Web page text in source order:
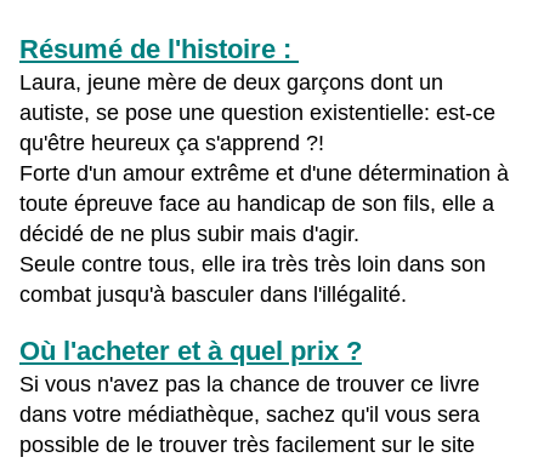
Résumé de l'histoire :
Laura, jeune mère de deux garçons dont un
autiste, se pose une question existentielle: est-ce
qu'être heureux ça s'apprend ?!
Forte d'un amour extrême et d'une détermination à
toute épreuve face au handicap de son fils, elle a
décidé de ne plus subir mais d'agir.
Seule contre tous, elle ira très très loin dans son
combat jusqu'à basculer dans l'illégalité.
Où l'acheter et à quel prix ?
Si vous n'avez pas la chance de trouver ce livre
dans votre médiathèque, sachez qu'il vous sera
possible de le trouver très facilement sur le site